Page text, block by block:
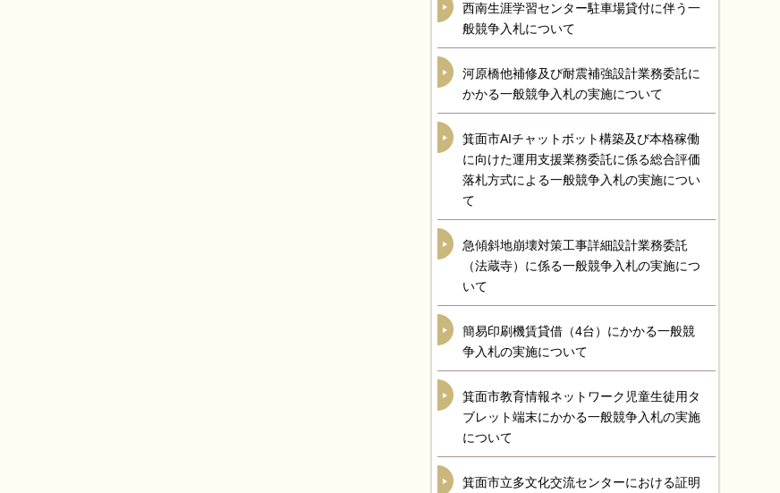
西南生涯学習センター駐車場貸付に伴う一
般競争入札について
河原橋他補修及び耐震補強設計業務委託に
かかる一般競争入札の実施について
箕面市AIチャットボット構築及び本格稼働
に向けた運用支援業務委託に係る総合評価
落札方式による一般競争入札の実施につい
て
急傾斜地崩壊対策工事詳細設計業務委託
（法蔵寺）に係る一般競争入札の実施につ
いて
簡易印刷機賃貸借（4台）にかかる一般競
争入札の実施について
箕面市教育情報ネットワーク児童生徒用タ
ブレット端末にかかる一般競争入札の実施
について
箕面市立多文化交流センターにおける証明